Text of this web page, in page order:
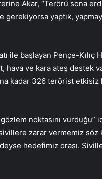
Akar, “Terörü sona
gerekiyorsa yaptık,
ile başlayan Pençe-Kılıç
ve kara ateş destek
kadar 326 terörist etkisiz
noktasını vurduğu”
zarar vermemiz söz
hedefimiz orası.